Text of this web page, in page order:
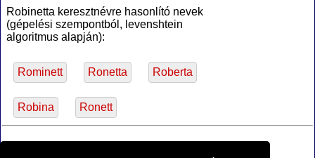
Robinetta keresztnévre hasonlító nevek
(gépelési szempontból, levenshtein
algoritmus alapján):
Rominett Ronetta Roberta
Robina Ronett